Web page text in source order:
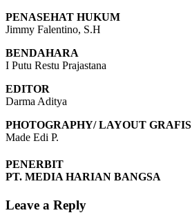
PENASEHAT HUKUM
Jimmy Falentino, S.H
BENDAHARA
I Putu Restu Prajastana
EDITOR
Darma Aditya
PHOTOGRAPHY/ LAYOUT GRAFIS
Made Edi P.
PENERBIT
PT. MEDIA HARIAN BANGSA
Leave a Reply